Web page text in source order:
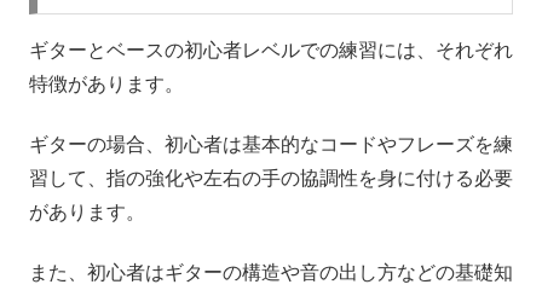
ギターとベースの初心者レベルでの練習には、それぞれ
特徴があります。
ギターの場合、初心者は基本的なコードやフレーズを練
習して、指の強化や左右の手の協調性を身に付ける必要
があります。
また、初心者はギターの構造や音の出し方などの基礎知